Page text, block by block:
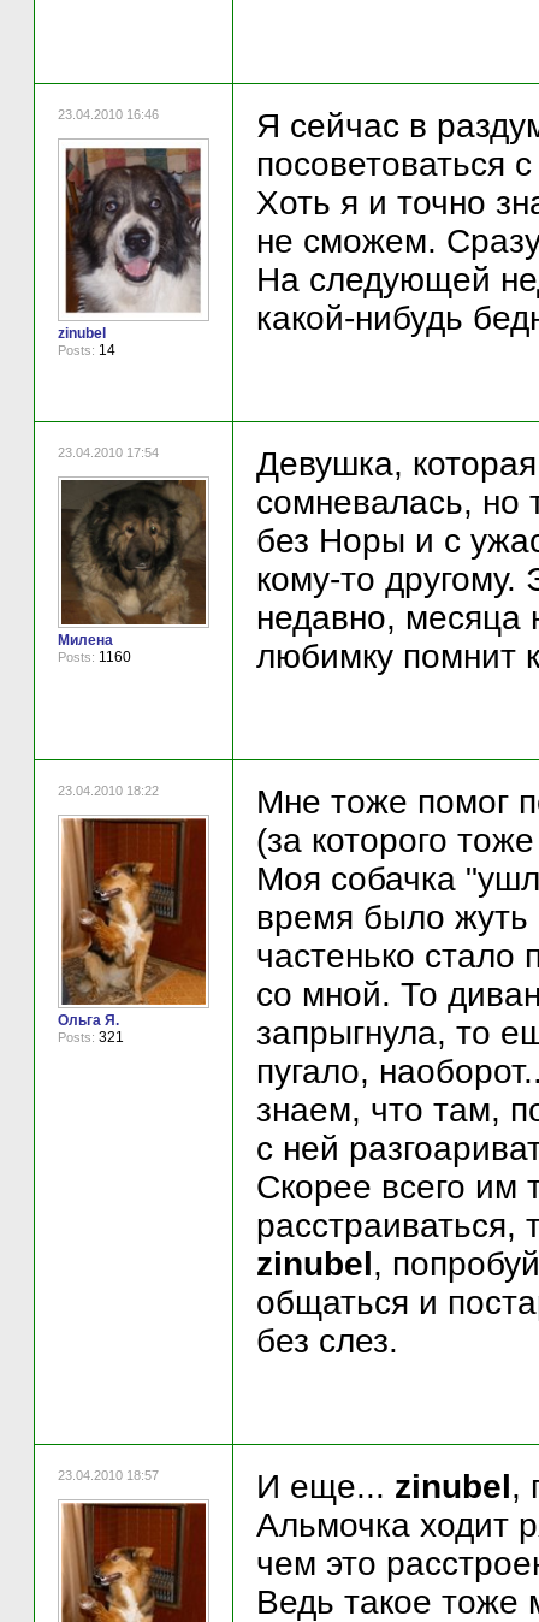
23.04.2010 16:46
zinubel
Posts: 14
Я сейчас в
посоветоваться
Хоть я и точно
не сможем.
На следующей
какой-нибудь
23.04.2010 17:54
Милена
Posts: 1160
Девушка,
сомневалась, но
без Норы и с
кому-то другому.
недавно,
любимку помнит
23.04.2010 18:22
Ольга Я.
Posts: 321
Мне тоже помог
(за которого
Моя собачка
время было жуть
частенько стало
со мной. То
запрыгнула, то
пугало,
знаем, что там,
с ней
Скорее всего
расстраиваться,
zinubel,
общаться и
без слез.
23.04.2010 18:57 И еще... zinubel,
Альмочка ходит
чем это
Ведь такое тоже